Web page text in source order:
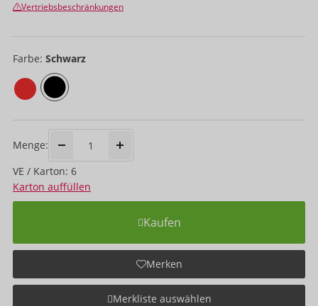
Vertriebsbeschränkungen
Farbe: Schwarz
Menge:
VE / Karton: 6
Karton auffüllen
Kaufen
Merken
Merkliste auswählen